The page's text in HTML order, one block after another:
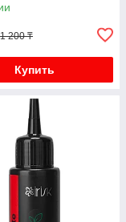
1 200 ₸
Купить